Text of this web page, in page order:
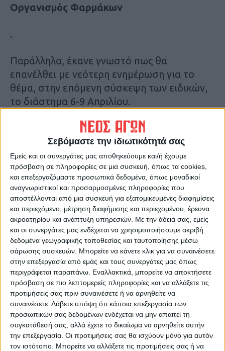
Σεβόμαστε την ιδιωτικότητά σας
Εμείς και οι συνεργάτες μας αποθηκεύουμε και/ή έχουμε
πρόσβαση σε πληροφορίες σε μια συσκευή, όπως τα cookies,
και επεξεργαζόμαστε προσωπικά δεδομένα, όπως μοναδικοί
αναγνωριστικοί και προσαρμοσμένες πληροφορίες που
αποστέλλονται από μια συσκευή για εξατομικευμένες διαφημίσεις
και περιεχόμενο, μέτρηση διαφήμισης και περιεχομένου, έρευνα
ακροατηρίου και ανάπτυξη υπηρεσιών. Με την άδειά σας, εμείς
και οι συνεργάτες μας ενδέχεται να χρησιμοποιήσουμε ακριβή
δεδομένα γεωγραφικής τοποθεσίας και ταυτοποίησης μέσω
σάρωσης συσκευών. Μπορείτε να κάνετε κλικ για να συναινέσετε
στην επεξεργασία από εμάς και τους συνεργάτες μας όπως
περιγράφεται παραπάνω. Εναλλακτικά, μπορείτε να αποκτήσετε
πρόσβαση σε πιο λεπτομερείς πληροφορίες και να αλλάξετε τις
προτιμήσεις σας πριν συναινέσετε ή να αρνηθείτε να
συναινέσετε. Λάβετε υπόψη ότι κάποια επεξεργασία των
προσωπικών σας δεδομένων ενδέχεται να μην απαιτεί τη
συγκατάθεσή σας, αλλά έχετε το δικαίωμα να αρνηθείτε αυτήν
την επεξεργασία. Οι προτιμήσεις σας θα ισχύουν μόνο για αυτόν
τον ιστότοπο. Μπορείτε να αλλάξετε τις προτιμήσεις σας ή να
Οργανισμός Φαρμάκων
.
Παράλληλα, έκανε γνωστό πως θα
επανέλθει με νεότερη ενημέρωση για το
θέμα, στην επόμενη σύσκεψη των ειδικών,
το διάστημα 6-9 Απριλίου.
Από την Τρίτη, ένα νέο θρίλερ με το εμβόλιο
AstraZenecaβρίσκεται σε εξέλιξη,
καθώς τόσο ηΓερμανία
, όσο και ο Καναδάς αποφάσισαν την
αναστολή στη χρήση του για τους πολίτες
ηλικίας κάτω των 60 και κάτω των 55
αντιστοίχως.
ΟΚαναδάςέκρινε ότι εμπεριέχεται ικανό
ρίσκο στους εμβολιασμούς με AstraZeneca
για τους πολίτες κάτω των 55, με συνέπεια η
κυβέρνηση τουΤζαστίν Τριντόνα
αποφασίσει το «πάγωμα» των
εμβολιασμών για την περαιτέρω διερεύνηση
των επιπλοκών που προκαλεί. Στο ίδιο
μήκος κύματος και η Γερμανία, στην οποία